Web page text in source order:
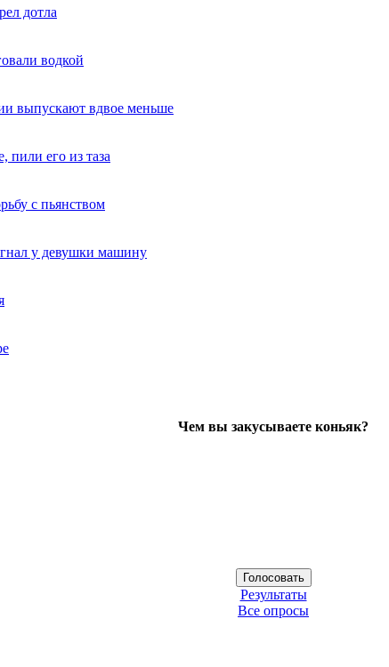
дотла
водкой
выпускают вдвое меньше
пили его из таза
с пьянством
у девушки машину
Чем вы закусываете коньяк?
Результаты
Все опросы